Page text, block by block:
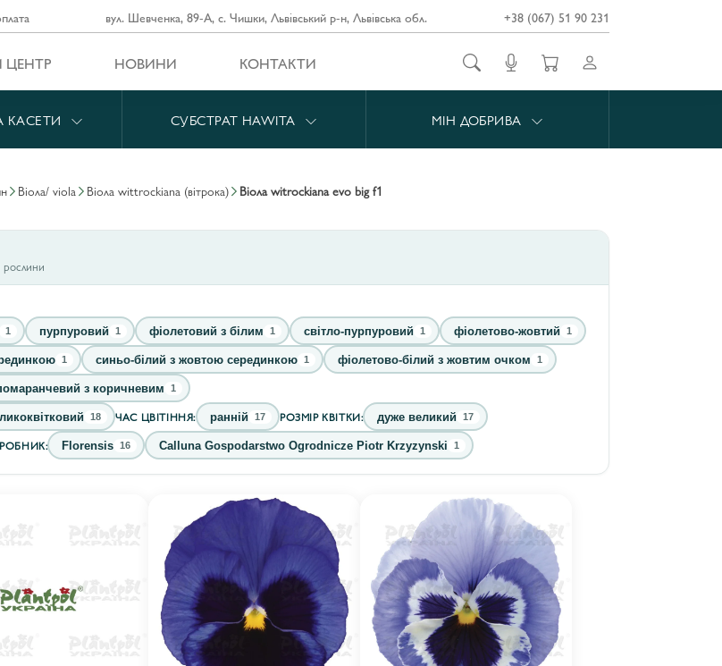
вул. Шевченка, 89-А, с. Чишки, Львівський р-н, Львівська обл. +38 (067) 51 90 231
НОВИНИ КОНТАКТИ
КАСЕТИ СУБСТРАТ HAWITA МІН ДОБРИВА
віола/ viola віола wittrockiana (вітрока) віолa witrockiana evo big f1
рослини
1 пурпуровий 1 фіолетовий з білим 1 світло-пурпуровий 1 фіолетово-жовтий 1
1 синьо-білий з жовтою серединкою 1 фіолетово-білий з жовтим очком 1
з коричневим 1
18 ЧАС ЦВІТІННЯ: ранній 17 РОЗМІР КВІТКИ: дуже великий 17
Florensis 16 Calluna Gospodarstwo Ogrodnicze Piotr Krzyzynski 1